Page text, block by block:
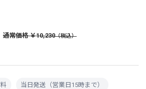
通常価格 ￥10,230
当日発送（営業日15時まで）